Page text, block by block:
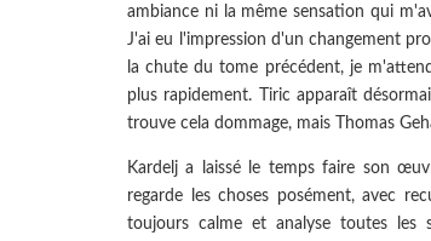
ambiance ni la même sensation qui
J'ai eu l'impression d'un changement
la chute du tome précédent, je
plus rapidement. Tiric apparaît
trouve cela dommage, mais Thomas
Kardelj a laissé le temps faire son
regarde les choses posément, avec
toujours calme et analyse toutes les